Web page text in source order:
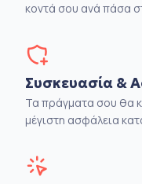
κοντά σου ανά πάσα
Συσκευασία &
Τα πράγματα σου θα
μέγιστη ασφάλεια